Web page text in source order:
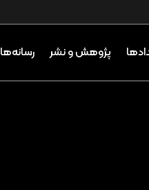
پژوهش و نشر رسانه‌ها